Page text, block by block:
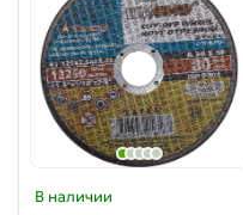
В наличии